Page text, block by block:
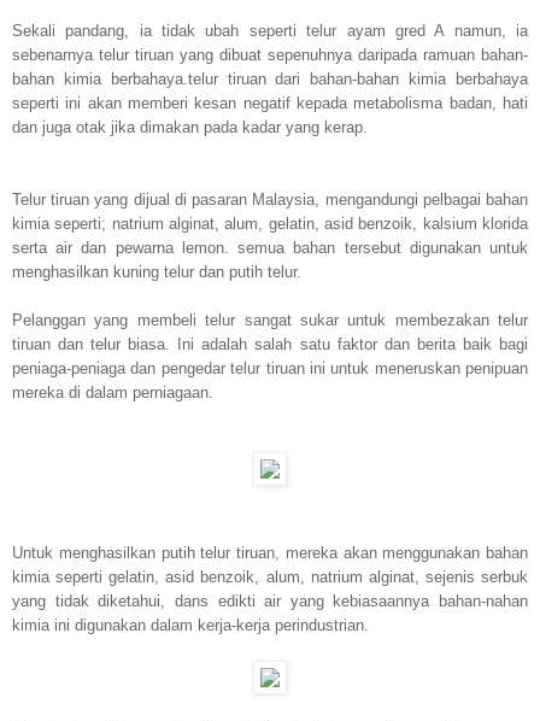
Sekali pandang, ia tidak ubah seperti telur ayam gred A namun, ia
sebenarnya telur tiruan yang dibuat sepenuhnya daripada ramuan bahan-
bahan kimia berbahaya.telur tiruan dari bahan-bahan kimia berbahaya
seperti ini akan memberi kesan negatif kepada metabolisma badan, hati
dan juga otak jika dimakan pada kadar yang kerap.
Telur tiruan yang dijual di pasaran Malaysia, mengandungi pelbagai bahan
kimia seperti; natrium alginat, alum, gelatin, asid benzoik, kalsium klorida
serta air dan pewarna lemon. semua bahan tersebut digunakan untuk
menghasilkan kuning telur dan putih telur.
Pelanggan yang membeli telur sangat sukar untuk membezakan telur
tiruan dan telur biasa. Ini adalah salah satu faktor dan berita baik bagi
peniaga-peniaga dan pengedar telur tiruan ini untuk meneruskan penipuan
mereka di dalam perniagaan.
Untuk menghasilkan putih telur tiruan, mereka akan menggunakan bahan
kimia seperti gelatin, asid benzoik, alum, natrium alginat, sejenis serbuk
yang tidak diketahui, dans edikti air yang kebiasaannya bahan-nahan
kimia ini digunakan dalam kerja-kerja perindustrian.